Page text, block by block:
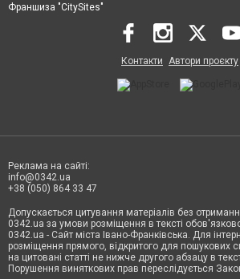
Франшиза "CitySites"
Контакти Автори проєкту
Реклама на сайті:
info@0342.ua
+38 (050) 864 33 47
Допускається цитування матеріалів без
0342.ua за умови розміщення в тексті
0342.ua - Сайт міста Івано-Франківська. Для
розміщення прямого, відкритого для пошукових
на цитовані статті не нижче другого абзацу в
Порушення виняткових прав переслідується